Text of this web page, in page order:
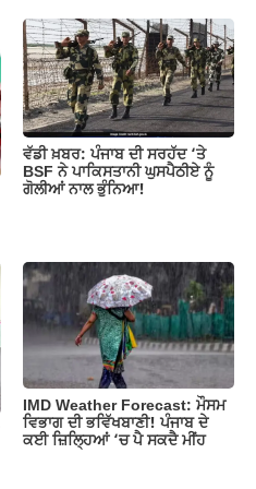
ਵੱਡੀ ਖ਼ਬਰ: ਪੰਜਾਬ ਦੀ ਸਰਹੱਦ ‘ਤੇ
BSF ਨੇ ਪਾਕਿਸਤਾਨੀ ਘੁਸਪੈਠੀਏ ਨੂੰ
ਗੋਲੀਆਂ ਨਾਲ ਭੁੰਨਿਆ!
IMD Weather Forecast: ਮੌਸਮ
ਵਿਭਾਗ ਦੀ ਭਵਿੱਖਬਾਣੀ! ਪੰਜਾਬ ਦੇ
ਕਈ ਜ਼ਿਲ੍ਹਿਆਂ ‘ਚ ਪੈ ਸਕਦੈ ਮੀਂਹ